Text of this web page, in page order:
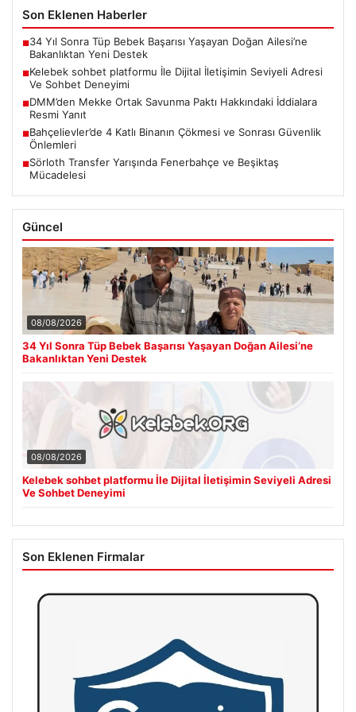
Son Eklenen Haberler
■34 Yıl Sonra Tüp Bebek Başarısı Yaşayan Doğan Ailesi’ne
Bakanlıktan Yeni Destek
■Kelebek sohbet platformu İle Dijital İletişimin Seviyeli Adresi
Ve Sohbet Deneyimi
■DMM’den Mekke Ortak Savunma Paktı Hakkındaki İddialara
Resmi Yanıt
■Bahçelievler’de 4 Katlı Binanın Çökmesi ve Sonrası Güvenlik
Önlemleri
■Sörloth Transfer Yarışında Fenerbahçe ve Beşiktaş
Mücadelesi
Güncel
08/08/2026
34 Yıl Sonra Tüp Bebek Başarısı Yaşayan Doğan Ailesi’ne
Bakanlıktan Yeni Destek
08/08/2026
Kelebek sohbet platformu İle Dijital İletişimin Seviyeli Adresi
Ve Sohbet Deneyimi
Son Eklenen Firmalar